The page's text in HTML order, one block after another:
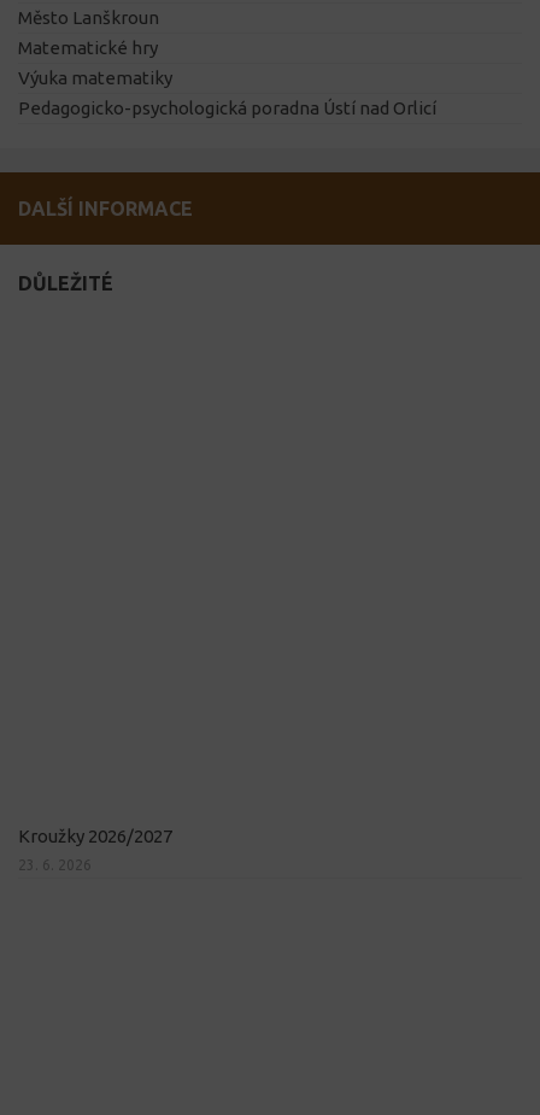
Město Lanškroun
Matematické hry
Výuka matematiky
Pedagogicko-psychologická poradna Ústí nad Orlicí
DALŠÍ INFORMACE
DŮLEŽITÉ
Kroužky 2026/2027
23. 6. 2026